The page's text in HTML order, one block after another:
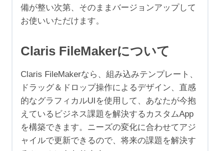
備が整い次第、そのままバージョンアップして
お使いいただけます。
Claris FileMakerについて
Claris FileMakerなら、組み込みテンプレート、
ドラッグ＆ドロップ操作によるデザイン、直感
的なグラフィカルUIを使用して、あなたが今抱
えているビジネス課題を解決するカスタムApp
を構築できます。ニーズの変化に合わせてアジ
ャイルで更新できるので、将来の課題を解決す